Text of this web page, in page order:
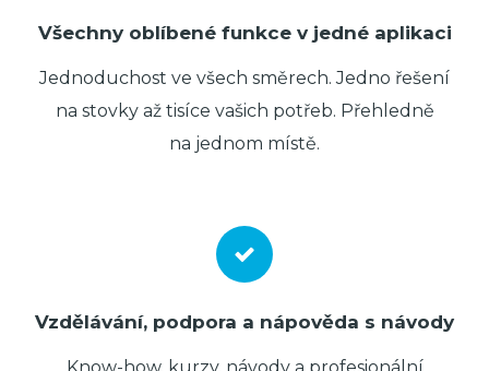
Všechny oblíbené funkce v jedné aplikaci
Jednoduchost ve všech směrech. Jedno řešení
na stovky až tisíce vašich potřeb. Přehledně
na jednom místě.
Vzdělávání, podpora a nápověda s návody